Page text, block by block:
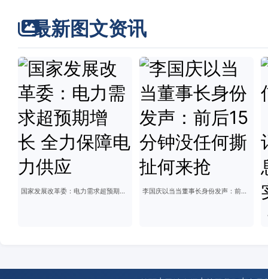
最新图文资讯
国家发展改革委：电力需求超预期增长 全力保障电力供应 李国庆以当当董事长身份发声：前后15分钟没任何撕扯何来抢